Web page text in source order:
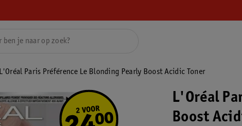
L'Oréal Paris Préférence Le Blonding Pearly Boost Acidic Toner
L'Oréal
Boost